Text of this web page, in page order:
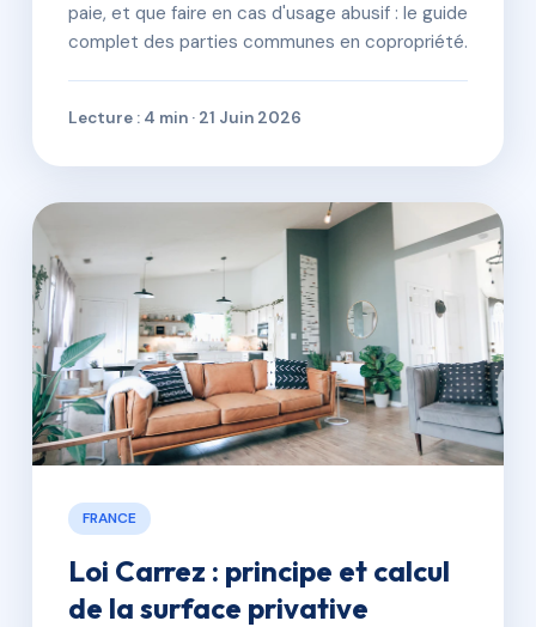
paie, et que faire en cas d'usage abusif : le guide
complet des parties communes en copropriété.
Lecture : 4 min · 21 Juin 2026
FRANCE
Loi Carrez : principe et calcul
de la surface privative